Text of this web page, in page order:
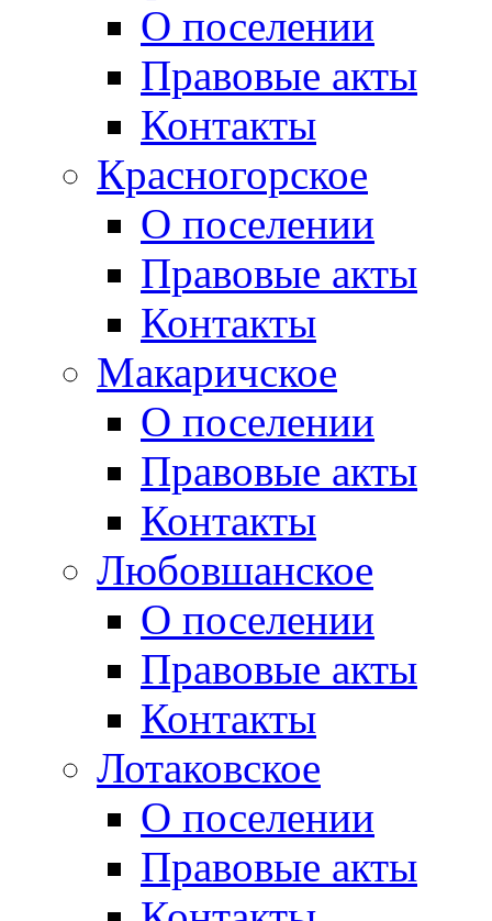
О поселении
Правовые акты
Контакты
Красногорское
О поселении
Правовые акты
Контакты
Макаричское
О поселении
Правовые акты
Контакты
Любовшанское
О поселении
Правовые акты
Контакты
Лотаковское
О поселении
Правовые акты